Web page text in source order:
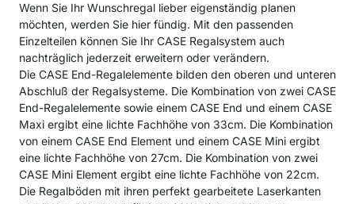
Wenn Sie Ihr Wunschregal lieber eigenständig planen
möchten, werden Sie hier fündig. Mit den passenden
Einzelteilen können Sie Ihr CASE Regalsystem auch
nachträglich jederzeit erweitern oder verändern.
Die CASE End-Regalelemente bilden den oberen und unteren
Abschluß der Regalsysteme. Die Kombination von zwei CASE
End-Regalelemente sowie einem CASE End und einem CASE
Maxi ergibt eine lichte Fachhöhe von 33cm. Die Kombination
von einem CASE End Element und einem CASE Mini ergibt
eine lichte Fachhöhe von 27cm. Die Kombination von zwei
CASE Mini Element ergibt eine lichte Fachhöhe von 22cm.
Die Regalböden mit ihren perfekt gearbeitete Laserkanten